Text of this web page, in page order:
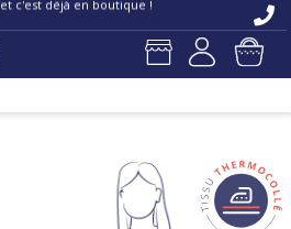
et c'est déjà en boutique !